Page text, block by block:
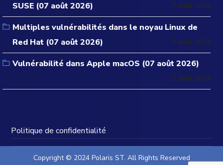
SUSE (07 août 2026)
7 août 2026
Multiples vulnérabilités dans le noyau Linux de
Red Hat (07 août 2026)
7 août 2026
Vulnérabilité dans Apple macOS (07 août 2026)
7 août 2026
Politique de confidentialité
Copyright © 2024 Polaris ST. All Rights Reserved